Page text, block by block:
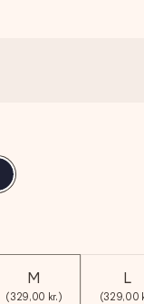
M
(329,00 kr.)
L
(329,00